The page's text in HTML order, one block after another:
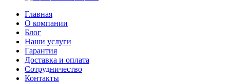
Главная
О компании
Блог
Наши услуги
Гарантия
Доставка и оплата
Сотрудничество
Контакты